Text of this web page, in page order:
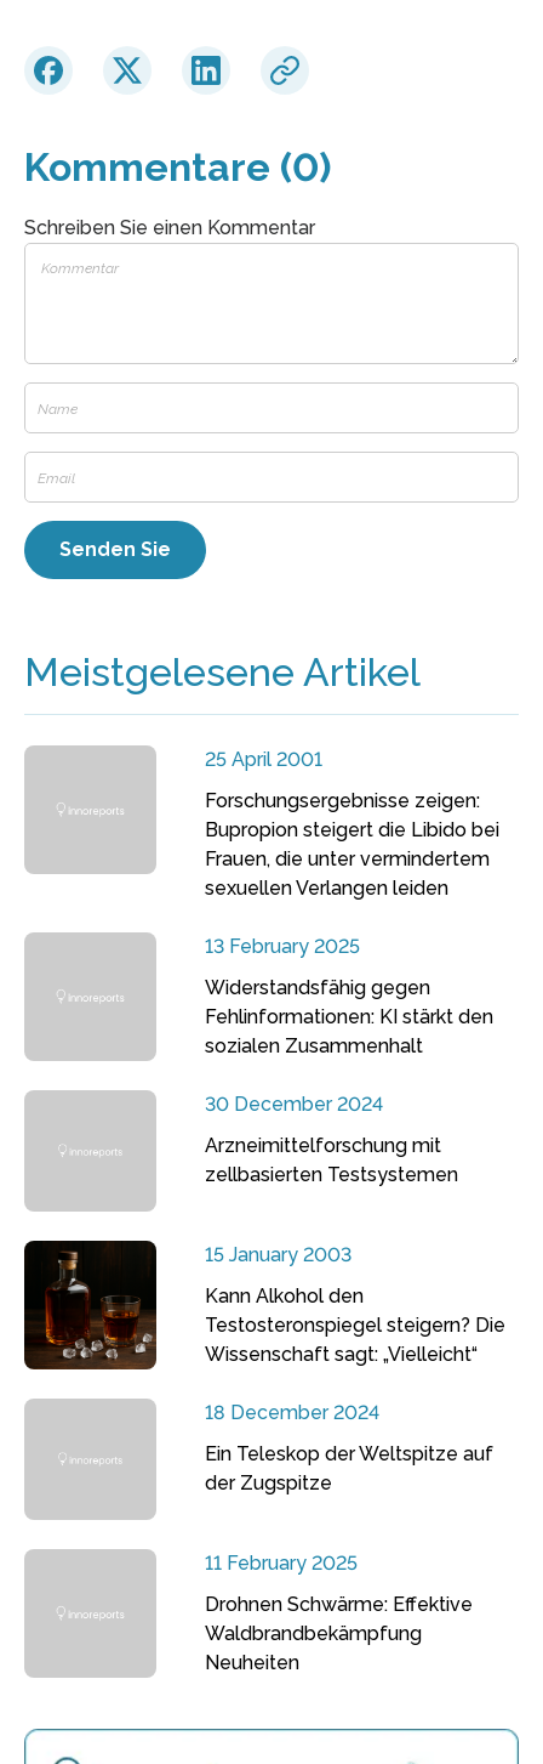
Kommentare (0)
Schreiben Sie einen Kommentar
Meistgelesene Artikel
25 April 2001
Forschungsergebnisse zeigen:
Bupropion steigert die Libido bei
Frauen, die unter vermindertem
sexuellen Verlangen leiden
13 February 2025
Widerstandsfähig gegen
Fehlinformationen: KI stärkt den
sozialen Zusammenhalt
30 December 2024
Arzneimittelforschung mit
zellbasierten Testsystemen
15 January 2003
Kann Alkohol den
Testosteronspiegel steigern? Die
Wissenschaft sagt: „Vielleicht“
18 December 2024
Ein Teleskop der Weltspitze auf
der Zugspitze
11 February 2025
Drohnen Schwärme: Effektive
Waldbrandbekämpfung
Neuheiten